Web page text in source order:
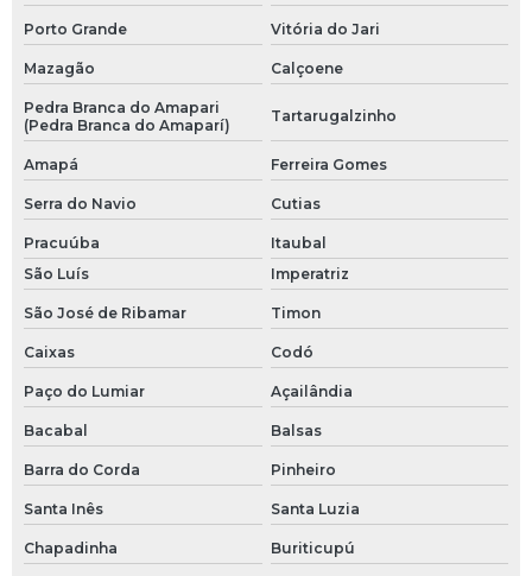
Porto Grande Vitória do Jari
Mazagão Calçoene
Pedra Branca do Amapari
(Pedra Branca do Amaparí)
Tartarugalzinho
Amapá Ferreira Gomes
Serra do Navio Cutias
Pracuúba
Itaubal
São Luís
Imperatriz
São José de Ribamar Timon
Caixas Codó
Paço do Lumiar Açailândia
Bacabal Balsas
Barra do Corda Pinheiro
Santa Inês Santa Luzia
Chapadinha Buriticupú